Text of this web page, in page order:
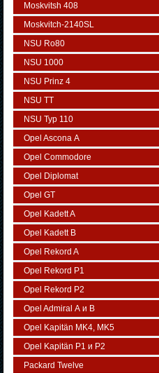
Moskvitsh 408
Moskvitch-2140SL
NSU Ro80
NSU 1000
NSU Prinz 4
NSU TT
NSU Typ 110
Opel Ascona А
Opel Commodore
Opel Diplomat
Opel GT
Opel Kadett A
Opel Kadett B
Opel Rekord A
Opel Rekord P1
Opel Rekord P2
Opel Admiral А и В
Opel Kapitän MK4, MK5
Opel Kapitän P1 и P2
Packard Twelve